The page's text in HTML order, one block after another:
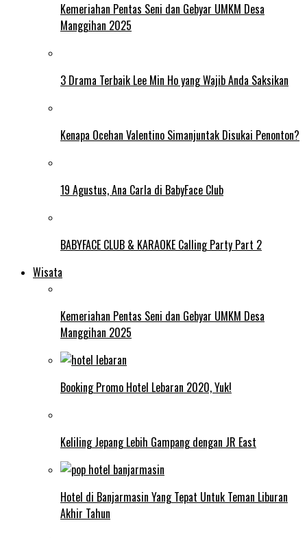
Kemeriahan Pentas Seni dan Gebyar UMKM Desa
Manggihan 2025
3 Drama Terbaik Lee Min Ho yang Wajib Anda Saksikan
Kenapa Ocehan Valentino Simanjuntak Disukai Penonton?
19 Agustus, Ana Carla di BabyFace Club
BABYFACE CLUB & KARAOKE Calling Party Part 2
Wisata
Kemeriahan Pentas Seni dan Gebyar UMKM Desa
Manggihan 2025
Booking Promo Hotel Lebaran 2020, Yuk!
Keliling Jepang Lebih Gampang dengan JR East
Hotel di Banjarmasin Yang Tepat Untuk Teman Liburan
Akhir Tahun